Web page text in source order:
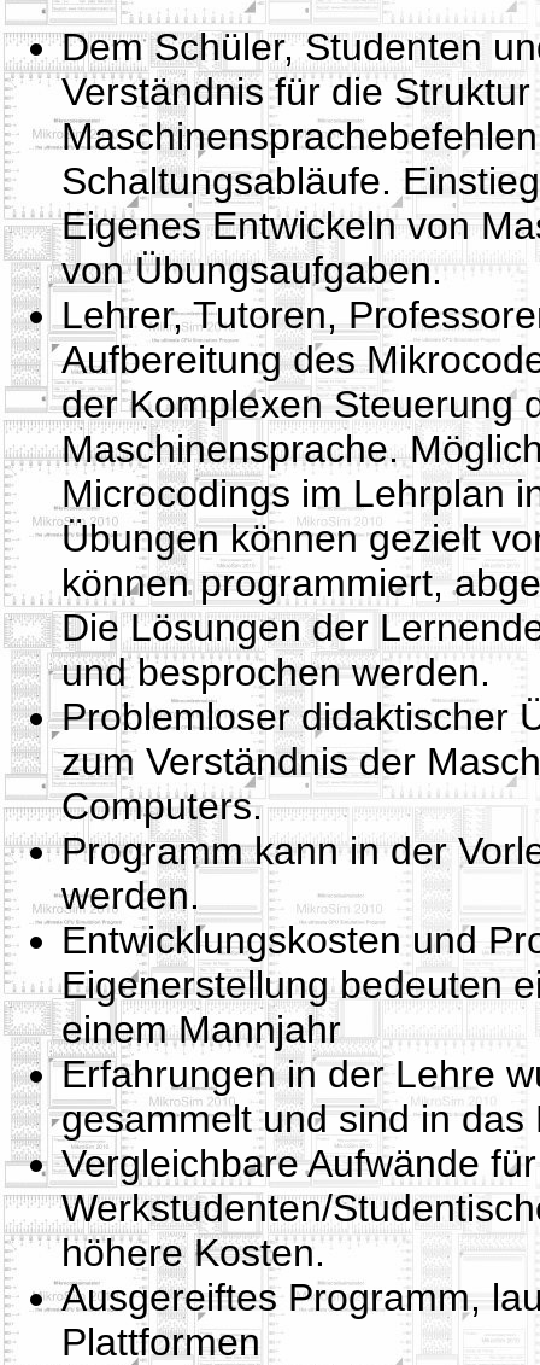
Dem Schüler, Studenten
Verständnis für die
Schaltungsabläufe.
Eigenes Entwickeln von
von Übungsaufgaben.
Lehrer, Tutoren,
Aufbereitung des
der Komplexen Steuerung
Maschinensprache.
Microcodings im Lehrplan
Übungen können gezielt
können programmiert,
Die Lösungen der
und besprochen werden.
Problemloser didaktischer
zum Verständnis der
Computers.
Programm kann in der
werden.
Entwicklungskosten und
Eigenerstellung bedeuten
einem Mannjahr
Erfahrungen in der Lehre
gesammelt und sind in
Vergleichbare Aufwände
Werkstudenten/
höhere Kosten.
Ausgereiftes Programm,
Plattformen